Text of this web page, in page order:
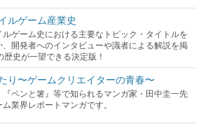
り〜ゲームクリエイターの青春〜
『ペンと箸』等で知られるマンガ家・田中圭一先
業界レポートマンガです。
ムは面白い？
・hamatsu氏がゲームの魅力を画面や操作の具体的
かしていく、硬派で骨太な評論連載です。